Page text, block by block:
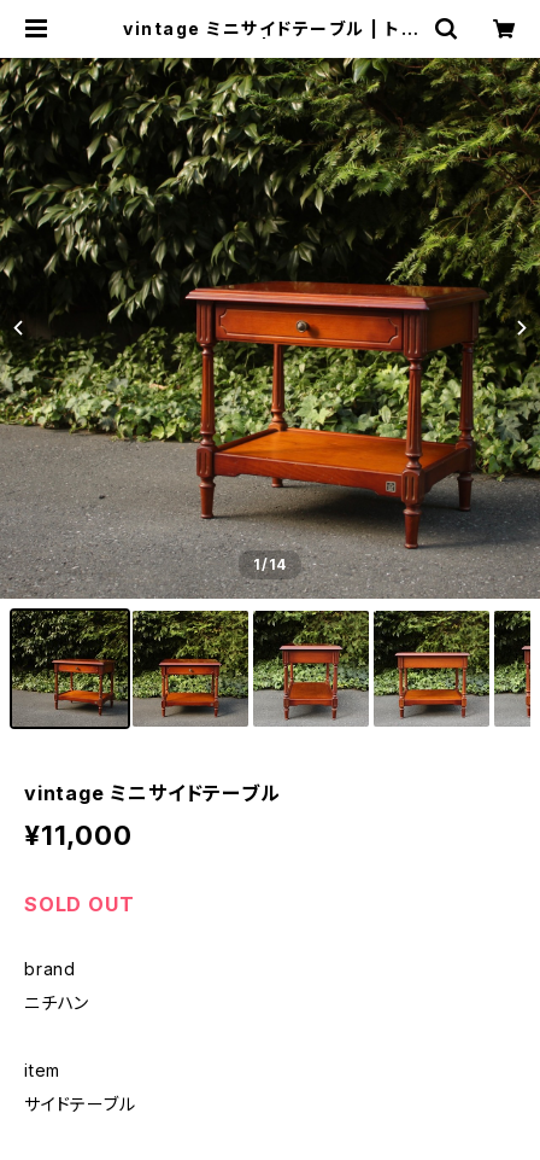
vintage ミニサイドテーブル | トリ
サイクルショップ・古着
1/14
vintage ミニサイドテーブル
¥11,000
SOLD OUT
brand
ニチハン
item
サイドテーブル